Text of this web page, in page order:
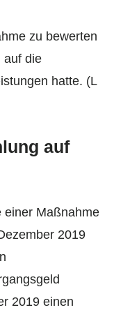
zu bewerten
auf die
hatte. (L
auf
einer Maßnahme
2019
2019 einen